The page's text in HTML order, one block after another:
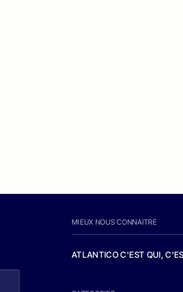
MIEUX NOUS CONNAITRE
ATLANTICO C'EST QUI,